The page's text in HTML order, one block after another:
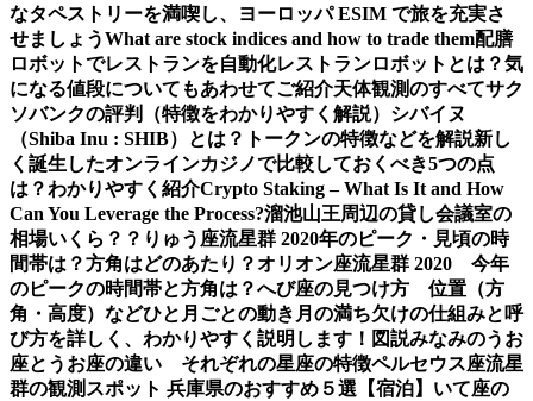
なタペストリーを満喫し、ヨーロッパ ESIM で旅を充実さ
せましょうWhat are stock indices and how to trade them配膳
ロボットでレストランを自動化レストランロボットとは？気
になる値段についてもあわせてご紹介天体観測のすべてサク
ソバンクの評判（特徴をわかりやすく解説） シバイヌ
（Shiba Inu : SHIB）とは？トークンの特徴などを解説新し
く誕生したオンラインカジノで比較しておくべき5つの点
は？わかりやすく紹介Crypto Staking – What Is It and How
Can You Leverage the Process?溜池山王周辺の貸し会議室の
相場いくら？？ りゅう座流星群 2020年のピーク・見頃の時
間帯は？方角はどのあたり？オリオン座流星群 2020 今年
のピークの時間帯と方角は？へび座の見つけ方 位置（方
角・高度）などひと月ごとの動き 月の満ち欠けの仕組みと呼
び方を詳しく、わかりやすく説明します！図説みなみのうお
座とうお座の違い それぞれの星座の特徴ペルセウス座流星
群の観測スポット 兵庫県のおすすめ５選【宿泊】 いて座の